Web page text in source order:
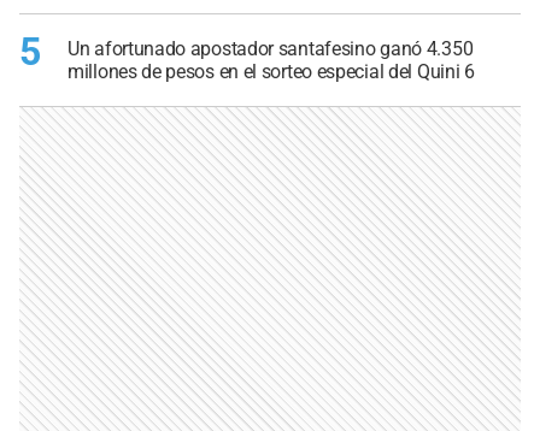
5
Un afortunado apostador santafesino ganó 4.350
millones de pesos en el sorteo especial del Quini 6